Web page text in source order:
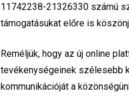
11742238-21326330 számú
támogatásukat előre is
Reméljük, hogy az új online
tevékenységeinek szélesebb
kommunikációját a